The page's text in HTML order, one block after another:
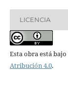
LICENCIA
Esta obra está
Atribución 4.0.